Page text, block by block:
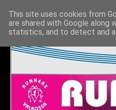
This site uses cookies from
are shared with Google along
statistics, and to detect and